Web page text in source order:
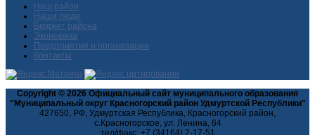
Наш район
Наши люди
Бюджет района
Экономика
Предприятия и организации
Контакты
Copyright © 2026 Официальный сайт муниципального образования
"Муниципальный округ Красногорский район Удмуртской Республики"
427650, РФ, Удмуртская Республика, Красногорский район,
с.Красногорское, ул. Ленина, 64
тел/факс: +7 (34164) 2-17-51